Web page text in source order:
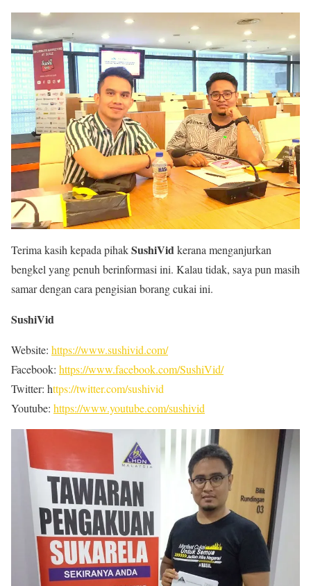
Terima kasih kepada pihakSushiVidkerana menganjurkan
bengkel yang penuh berinformasi ini. Kalau tidak, saya pun masih
samar dengan cara pengisian borang cukai ini.
SushiVid
Website: https://www.sushivid.com/
Facebook: https://www.facebook.com/SushiVid/
Twitter: https://twitter.com/sushivid
Youtube: https://www.youtube.com/sushivid